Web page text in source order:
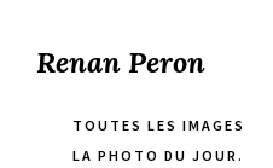
Renan Peron
TOUTES LES IMAGES
LA PHOTO DU JOUR.